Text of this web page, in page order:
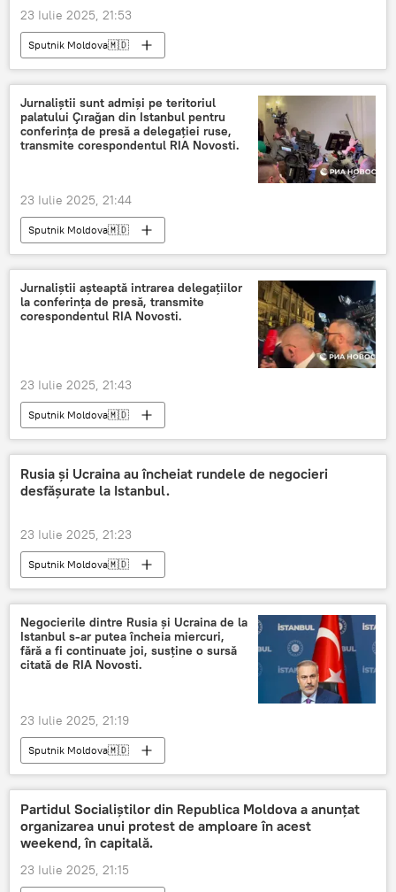
23 Iulie 2025, 21:53
Sputnik Moldova🇲🇩
Jurnaliștii sunt admiși pe teritoriul
palatului Çırağan din Istanbul pentru
conferința de presă a delegației ruse,
transmite corespondentul RIA Novosti.
23 Iulie 2025, 21:44
Sputnik Moldova🇲🇩
Jurnaliștii așteaptă intrarea delegațiilor
la conferința de presă, transmite
corespondentul RIA Novosti.
23 Iulie 2025, 21:43
Sputnik Moldova🇲🇩
Rusia și Ucraina au încheiat rundele de negocieri
desfășurate la Istanbul.
23 Iulie 2025, 21:23
Sputnik Moldova🇲🇩
Negocierile dintre Rusia și Ucraina de la
Istanbul s-ar putea încheia miercuri,
fără a fi continuate joi, susține o sursă
citată de RIA Novosti.
23 Iulie 2025, 21:19
Sputnik Moldova🇲🇩
Partidul Socialiștilor din Republica Moldova a anunțat
organizarea unui protest de amploare în acest
weekend, în capitală.
23 Iulie 2025, 21:15